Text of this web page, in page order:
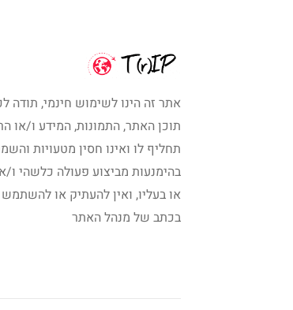
אתר זה הינו לשימוש חינמי, תודה
תוכן האתר, התמונות, המידע ו/או
תחליף לו ואינו חסין מטעויות
בהימנעות מביצוע פעולה כלשהי
או בעליו, ואין להעתיק או
בכתב של מנהל האתר